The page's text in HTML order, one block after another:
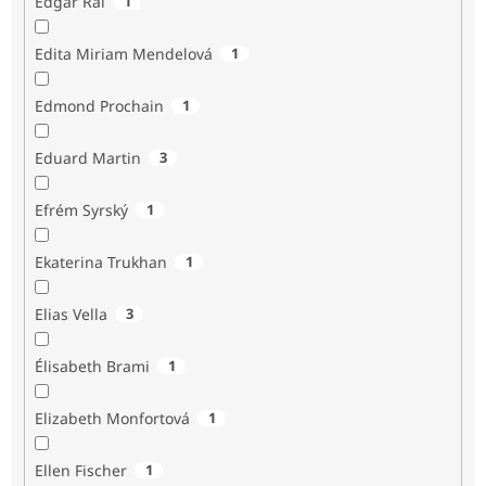
Edita Miriam Mendelová 1
Edmond Prochain 1
Eduard Martin 3
Efrém Syrský 1
Ekaterina Trukhan 1
Elias Vella 3
Élisabeth Brami 1
Elizabeth Monfortová 1
Ellen Fischer 1